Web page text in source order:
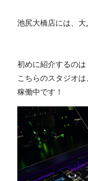
池尻大橋店には、
初めに紹介するのは
こちらのスタジオは
稼働中です！